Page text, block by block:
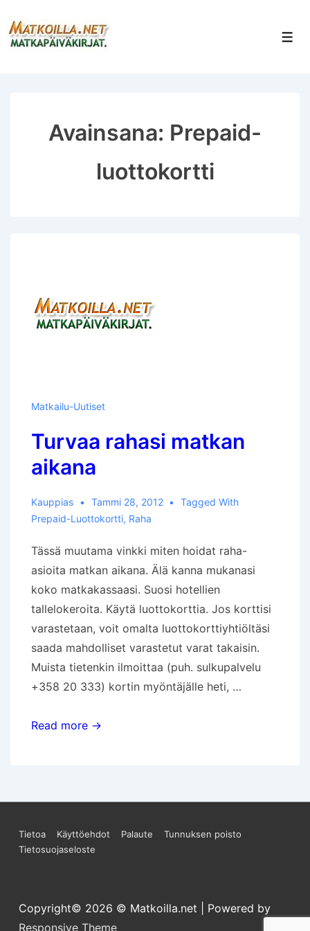
Siirry
pääsisältöön
Avainsana: Prepaid-
luottokortti
Matkailu-Uutiset
Turvaa rahasi matkan
aikana
Kauppias Tammi 28, 2012
Tagged With
Prepaid-Luottokortti, Raha
Tässä muutama vinkki miten hoidat raha-
asioita matkan aikana. Älä kanna mukanasi
koko matkakassaasi. Suosi hotellien
tallelokeroita. Käytä luottokorttia. Jos korttisi
varastetaan, voit omalta luottokorttiyhtiöltäsi
saada mahdolliset varastetut varat takaisin.
Muista tietenkin ilmoittaa (puh. sulkupalvelu
+358 20 333) kortin myöntäjälle heti, …
Turvaa
Read more →
Sivun
Tietoa Käyttöehdot Palaute
Tunnuksen poisto
Tietosuojaseloste
Copyright© 2026 © Matkoilla.net
| Powered by
Responsive Theme